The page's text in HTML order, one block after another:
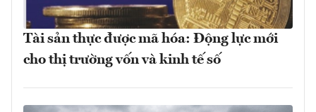
Tài sản thực được mã hóa: Động lực mới
cho thị trường vốn và kinh tế số